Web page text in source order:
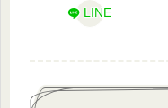
LINE